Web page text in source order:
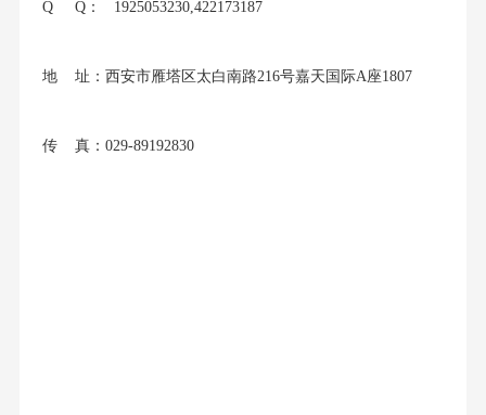
Q Q： 1925053230,422173187
地 址：西安市雁塔区太白南路216号嘉天国际A座1807
传 真：029-89192830